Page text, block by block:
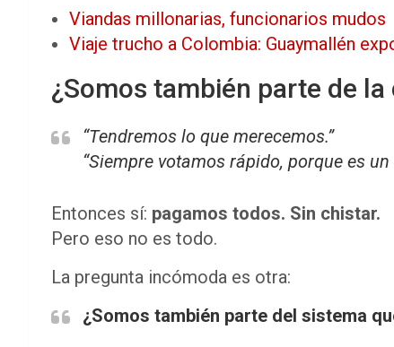
Viandas millonarias, funcionarios mudos
Viaje trucho a Colombia: Guaymallén
¿Somos también parte de
“Tendremos lo que merecemos.”
“Siempre votamos rápido, porque es
Entonces sí: pagamos todos. Sin chistar.
Pero eso no es todo.
La pregunta incómoda es otra:
¿Somos también parte del sistema